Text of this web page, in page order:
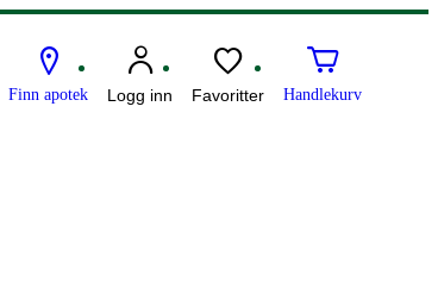
Finn apotek Logg inn Favoritter Handlekurv